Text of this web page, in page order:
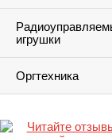
игрушки
Оргтехника